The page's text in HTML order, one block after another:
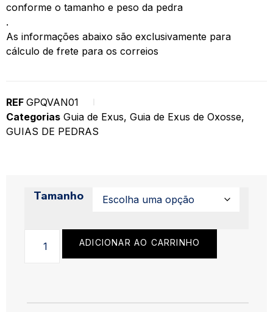
conforme o tamanho e peso da pedra
.
As informações abaixo são exclusivamente para
cálculo de frete para os correios
REF GPQVAN01
Categorias Guia de Exus, Guia de Exus de Oxosse,
GUIAS DE PEDRAS
Tamanho
ADICIONAR AO CARRINHO